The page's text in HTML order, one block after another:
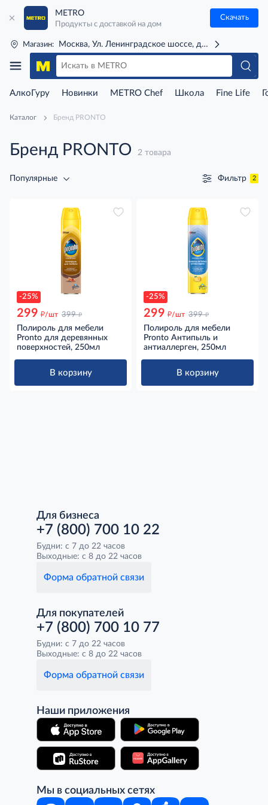
METRO
Продукты с доставкой на дом
Скачать
Магазин: Москва, Ул. Ленинградское шоссе, д. 71Г (м. Речной
АлкоГуру Новинки METRO Chef Школа Fine Life
Каталог Бренд PRONTO
Бренд PRONTO 2 товара
Популярные Фильтр 2
-25%
299 д/шт 399 д
Полироль для мебели
Pronto для деревянных
поверхностей, 250мл
В корзину
-25%
299 д/шт 399 д
Полироль для мебели
Pronto Антипыль и
антиаллерген, 250мл
В корзину
Для бизнеса
+7 (800) 700 10 22
Будни: с 7 до 22 часов
Выходные: с 8 до 22 часов
Форма обратной связи
Для покупателей
+7 (800) 700 10 77
Будни: с 7 до 22 часов
Выходные: с 8 до 22 часов
Форма обратной связи
Наши приложения
Мы в социальных сетях